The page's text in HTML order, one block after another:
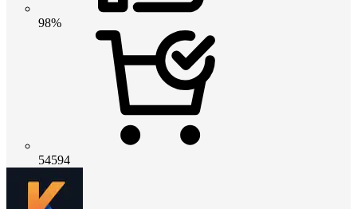
98%
54594